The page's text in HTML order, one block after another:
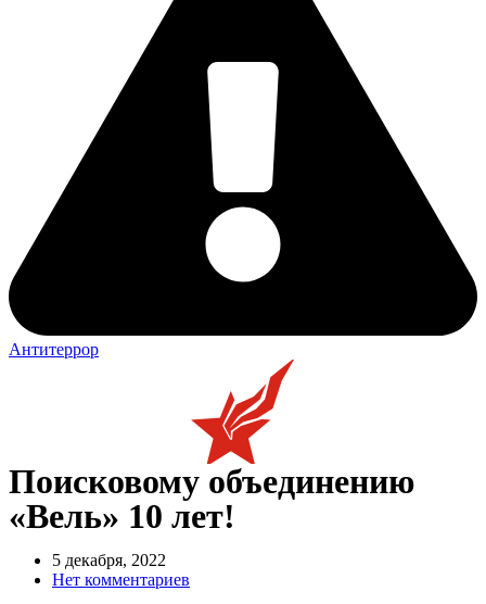
Антитеррор
Поисковому объединению
«Вель» 10 лет!
5 декабря, 2022
Нет комментариев